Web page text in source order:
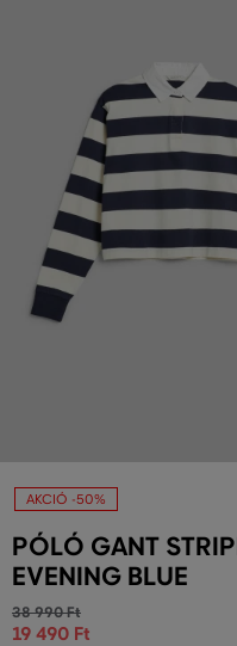
AKCIÓ -50%
PÓLÓ GANT
EVENING BLUE
38 990 Ft
19 490 Ft